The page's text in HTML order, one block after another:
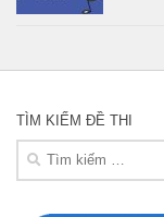
TÌM KIẾM ĐỀ THI
Tìm